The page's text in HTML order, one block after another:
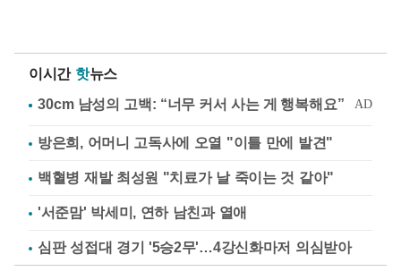
이시간 핫뉴스
방은희, 어머니 고독사에 오열 "이틀 만에 발견"
백혈병 재발 최성원 "치료가 날 죽이는 것 같아"
'서준맘' 박세미, 연하 남친과 열애
심판 성접대 경기 '5승2무'…4강신화마저 의심받아